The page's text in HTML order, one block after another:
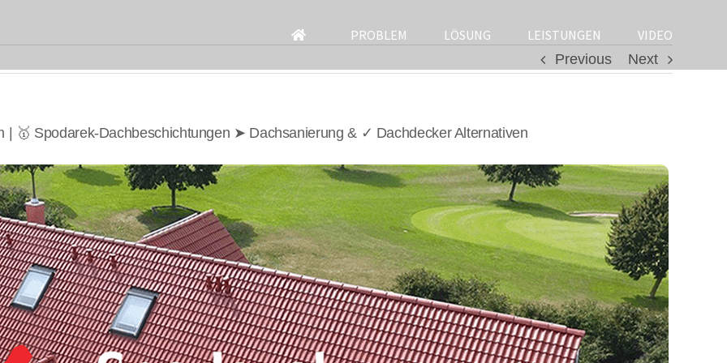
for:
PROBLEM LÖSUNG LEISTUNGEN
VIDEO
Previous
Next
| 🥇 Spodarek-Dachbeschichtungen ➤ Dachsanierung & ✓ Dachdecker Alternativen